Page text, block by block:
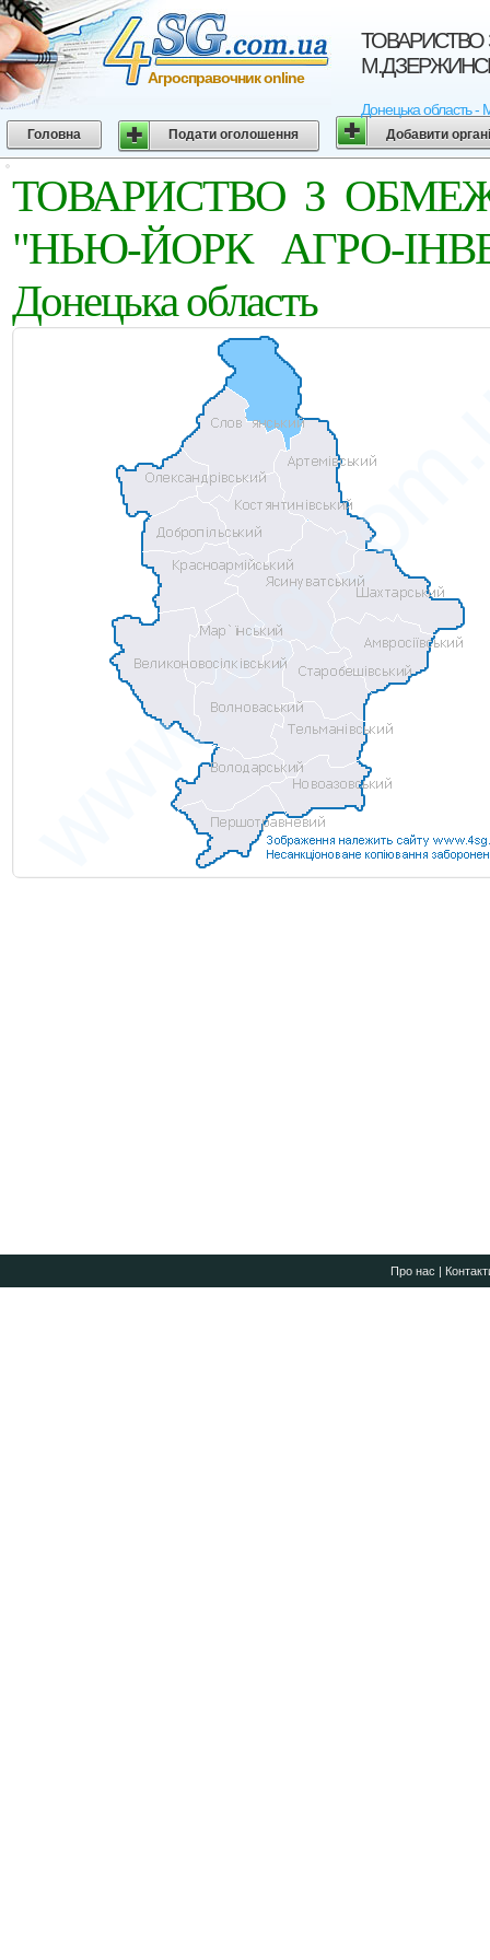
Донецька область -
Агросправочник online
Головна Подати оголошення Добавити
ТОВАРИСТВО З
"НЬЮ-ЙОРК АГРО-
Донецька область
Про нас |